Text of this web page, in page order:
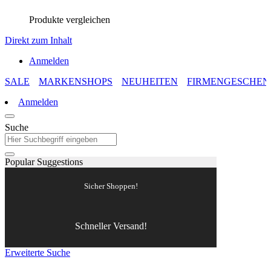
Produkte vergleichen
Direkt zum Inhalt
Anmelden
SALE
MARKENSHOPS NEUHEITEN
Anmelden
Suche
Popular Suggestions
Sicher Shoppen!
Schneller Versand!
Erweiterte Suche